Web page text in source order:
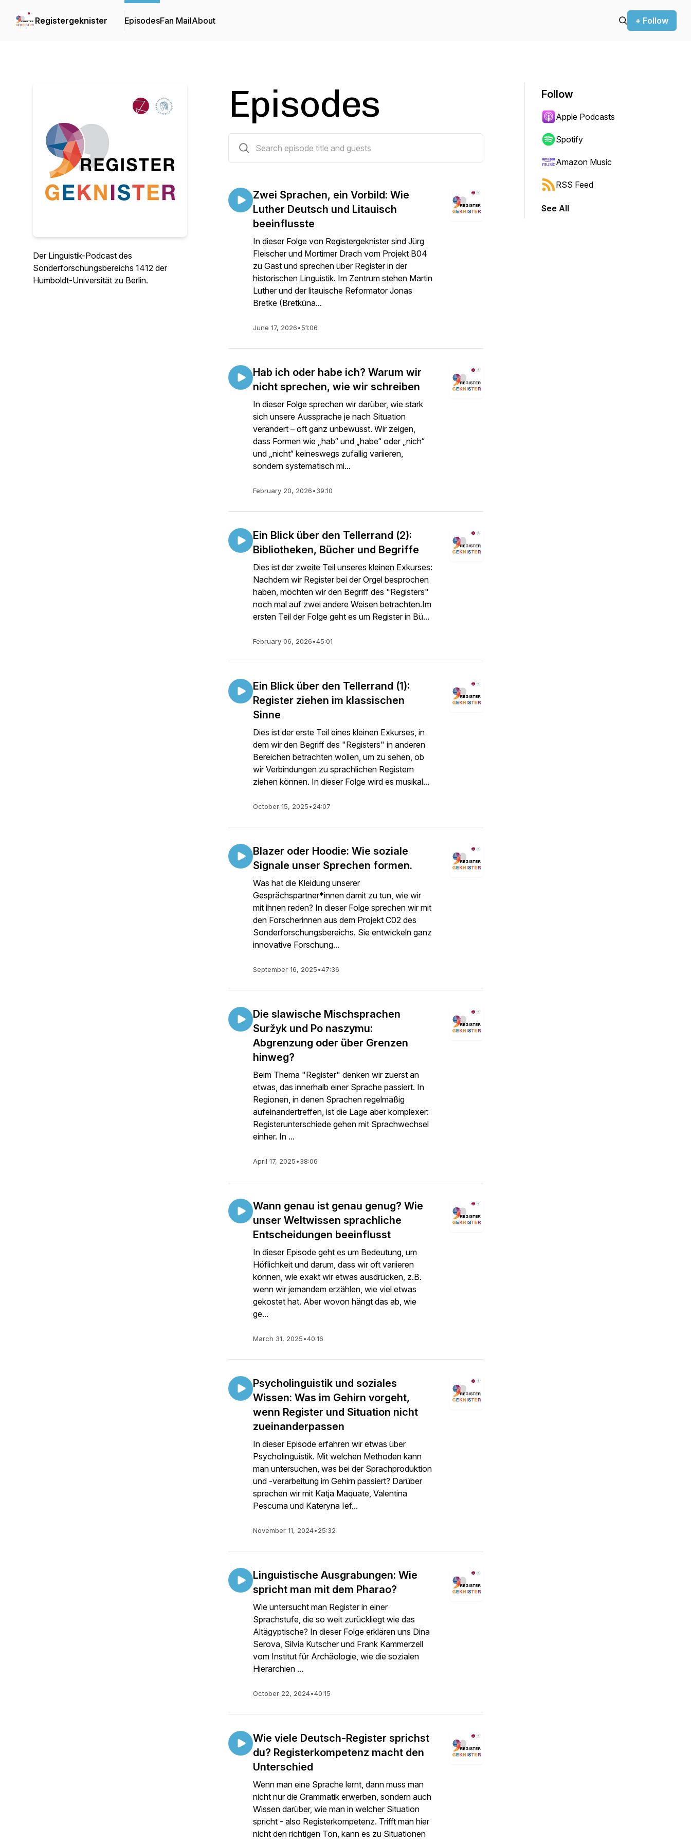
Registergeknister EpisodesFan MailAbout + Follow
Der Linguistik-Podcast des
Sonderforschungsbereichs 1412 der
Humboldt-Universität zu Berlin.
Episodes
Zwei Sprachen, ein Vorbild: Wie
Luther Deutsch und Litauisch
beeinflusste
In dieser Folge von Registergeknister sind Jürg
Fleischer und Mortimer Drach vom Projekt B04
zu Gast und sprechen über Register in der
historischen Linguistik. Im Zentrum stehen Martin
Luther und der litauische Reformator Jonas
Bretke (Bretkūna...
June 17, 2026•51:06
Hab ich oder habe ich? Warum wir
nicht sprechen, wie wir schreiben
In dieser Folge sprechen wir darüber, wie stark
sich unsere Aussprache je nach Situation
verändert – oft ganz unbewusst. Wir zeigen,
dass Formen wie „hab“ und „habe“ oder „nich“
und „nicht“ keineswegs zufällig variieren,
sondern systematisch mi...
February 20, 2026•39:10
Ein Blick über den Tellerrand (2):
Bibliotheken, Bücher und Begriffe
Dies ist der zweite Teil unseres kleinen Exkurses:
Nachdem wir Register bei der Orgel besprochen
haben, möchten wir den Begriff des "Registers"
noch mal auf zwei andere Weisen betrachten.Im
ersten Teil der Folge geht es um Register in Bü...
February 06, 2026•45:01
Ein Blick über den Tellerrand (1):
Register ziehen im klassischen
Sinne
Dies ist der erste Teil eines kleinen Exkurses, in
dem wir den Begriff des "Registers" in anderen
Bereichen betrachten wollen, um zu sehen, ob
wir Verbindungen zu sprachlichen Registern
ziehen können. In dieser Folge wird es musikal...
October 15, 2025•24:07
Blazer oder Hoodie: Wie soziale
Signale unser Sprechen formen.
Was hat die Kleidung unserer
Gesprächspartner*innen damit zu tun, wie wir
mit ihnen reden? In dieser Folge sprechen wir mit
den Forscherinnen aus dem Projekt C02 des
Sonderforschungsbereichs. Sie entwickeln ganz
innovative Forschung...
September 16, 2025•47:36
Die slawische Mischsprachen
Suržyk und Po naszymu:
Abgrenzung oder über Grenzen
hinweg?
Beim Thema "Register" denken wir zuerst an
etwas, das innerhalb einer Sprache passiert. In
Regionen, in denen Sprachen regelmäßig
aufeinandertreffen, ist die Lage aber komplexer:
Registerunterschiede gehen mit Sprachwechsel
einher. In ...
April 17, 2025•38:06
Wann genau ist genau genug? Wie
unser Weltwissen sprachliche
Entscheidungen beeinflusst
In dieser Episode geht es um Bedeutung, um
Höflichkeit und darum, dass wir oft variieren
können, wie exakt wir etwas ausdrücken, z.B.
wenn wir jemandem erzählen, wie viel etwas
gekostet hat. Aber wovon hängt das ab, wie
ge...
March 31, 2025•40:16
Psycholinguistik und soziales
Wissen: Was im Gehirn vorgeht,
wenn Register und Situation nicht
zueinanderpassen
In dieser Episode erfahren wir etwas über
Psycholinguistik. Mit welchen Methoden kann
man untersuchen, was bei der Sprachproduktion
und -verarbeitung im Gehirn passiert? Darüber
sprechen wir mit Katja Maquate, Valentina
Pescuma und Kateryna Ief...
November 11, 2024•25:32
Linguistische Ausgrabungen: Wie
spricht man mit dem Pharao?
Wie untersucht man Register in einer
Sprachstufe, die so weit zurückliegt wie das
Altägyptische? In dieser Folge erklären uns Dina
Serova, Silvia Kutscher und Frank Kammerzell
vom Institut für Archäologie, wie die sozialen
Hierarchien ...
October 22, 2024•40:15
Wie viele Deutsch-Register sprichst
du? Registerkompetenz macht den
Unterschied
Wenn man eine Sprache lernt, dann muss man
nicht nur die Grammatik erwerben, sondern auch
Wissen darüber, wie man in welcher Situation
spricht - also Registerkompetenz. Trifft man hier
nicht den richtigen Ton, kann es zu Situationen
Follow
Apple Podcasts
Spotify
Amazon Music
RSS Feed
See All